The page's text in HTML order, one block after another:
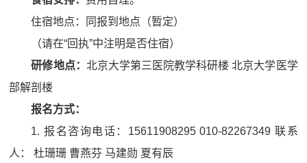
住宿地点：同报到地点（暂定）
（请在“回执”中注明是否住宿）
研修地点： 北京大学第三医院教学科研楼 北京大学医学
部解剖楼
报名方式：
1. 报名咨询电话：15611908295 010-82267349 联系
人： 杜珊珊 曹燕芬 马建勋 夏有辰